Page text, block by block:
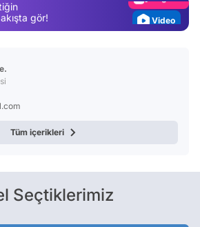
gör!
Video
Tüm içerikleri
Seçtiklerimiz